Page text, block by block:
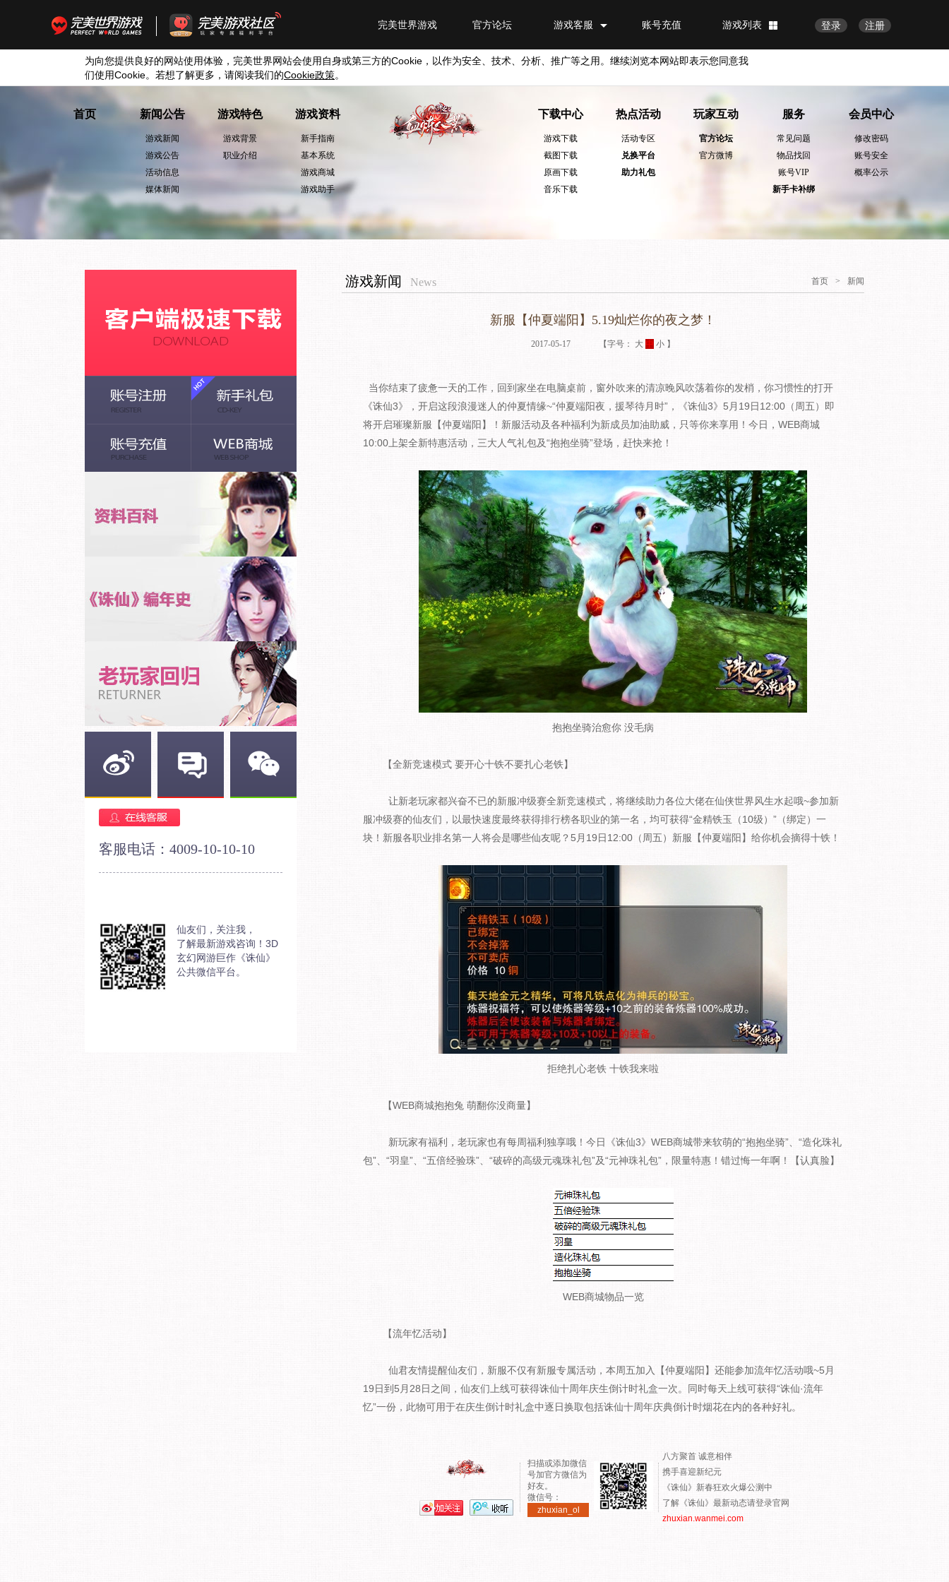
注册
登录
游戏列表
账号充值
游戏客服
官方论坛
完美世界游戏
为向您提供良好的网站使用体验，完美世界网站会使用自身或第三方的Cookie ，以作为安全、技术、分析、推广等之用。继续浏览本网站即表示您同意我
们使用Cookie。若想了解更多，请阅读我们的Cookie政策。
首页 新闻公告
游戏新闻
游戏公告
活动信息
媒体新闻
游戏特色
游戏背景
职业介绍
游戏资料
新手指南
基本系统
游戏商城
游戏助手
下载中心
游戏下载
截图下载
原画下载
音乐下载
热点活动
活动专区
兑换平台
助力礼包
玩家互动
官方论坛
官方微博
服务
常见问题
物品找回
账号VIP
新手卡补绑
会员中心
修改密码
账号安全
概率公示
客服电话：4009-10-10-10
仙友们，关注我，
了解最新游戏咨询！3D
玄幻网游巨作《诛仙》
公共微信平台。
首页 > 新闻
游戏新闻 News
新服【仲夏端阳】5.19灿烂你的夜之梦！
2017-05-17 【字号： 大 中 小 】
当你结束了疲惫一天的工作，回到家坐在电脑桌前，窗外吹来的清凉晚风吹荡着你的发梢，你习惯性的打开
《诛仙3》，开启这段浪漫迷人的仲夏情缘~“仲夏端阳夜，援琴待月时”，《诛仙3》5月19日12:00（周五）即
将开启璀璨新服【仲夏端阳】！新服活动及各种福利为新成员加油助威，只等你来享用！今日，WEB商城
10:00上架全新特惠活动，三大人气礼包及“抱抱坐骑”登场，赶快来抢！
抱抱坐骑治愈你 没毛病
【全新竞速模式 要开心十铁不要扎心老铁】
让新老玩家都兴奋不已的新服冲级赛全新竞速模式，将继续助力各位大佬在仙侠世界风生水起哦~参加新
服冲级赛的仙友们，以最快速度最终获得排行榜各职业的第一名，均可获得“金精铁玉（10级）”（绑定）一
块！新服各职业排名第一人将会是哪些仙友呢？5月19日12:00（周五）新服【仲夏端阳】给你机会摘得十铁！
拒绝扎心老铁 十铁我来啦
【WEB商城抱抱兔 萌翻你没商量】
新玩家有福利，老玩家也有每周福利独享哦！今日《诛仙3》WEB商城带来软萌的“抱抱坐骑”、“造化珠礼
包”、“羽皇”、“五倍经验珠”、“破碎的高级元魂珠礼包”及“元神珠礼包”，限量特惠！错过悔一年啊！【认真脸】
WEB商城物品一览
【流年忆活动】
仙君友情提醒仙友们，新服不仅有新服专属活动，本周五加入【仲夏端阳】还能参加流年忆活动哦~5月
19日到5月28日之间，仙友们上线可获得诛仙十周年庆生倒计时礼盒一次。同时每天上线可获得“诛仙·流年
忆”一份，此物可用于在庆生倒计时礼盒中逐日换取包括诛仙十周年庆典倒计时烟花在内的各种好礼。
扫描或添加微信
号加官方微信为
好友。
微信号：
zhuxian_ol
八方聚首 诚意相伴
携手喜迎新纪元
《诛仙》新春狂欢火爆公测中
了解《诛仙》最新动态请登录官网
zhuxian.wanmei.com